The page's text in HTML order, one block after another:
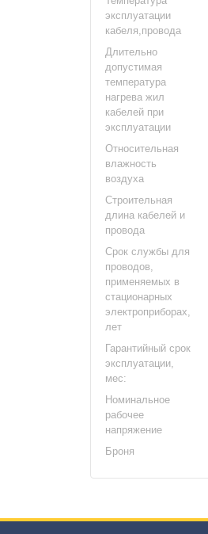
эксплуатации
кабеля,провода
Длительно
допустимая
температура
нагрева жил
кабелей при
эксплуатации
Относительная
влажность
воздуха
Строительная
длина кабелей и
провода
Срок службы для
проводов,
применяемых в
стационарных
электроприборах,
лет
Гарантийный срок
эксплуатации,
мес:
Номинальное
рабочее
напряжение
Броня